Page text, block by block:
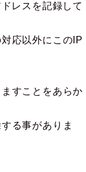
レスを記録して
応以外にこのIP
すことをあらか
る事がありま